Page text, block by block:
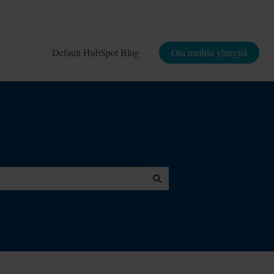
Default HubSpot Blog Ota meihin yhteyttä